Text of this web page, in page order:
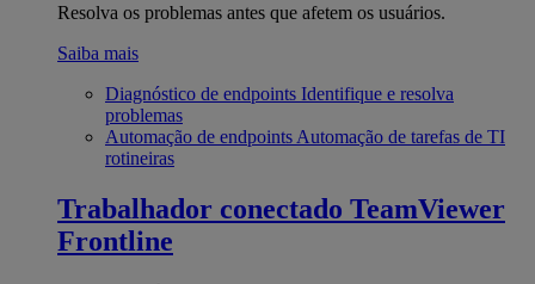
Resolva os problemas antes que afetem os usuários.
Saiba mais
Diagnóstico de endpoints Identifique e resolva
problemas
Automação de endpoints Automação de tarefas de TI
rotineiras
Trabalhador conectado TeamViewer
Frontline